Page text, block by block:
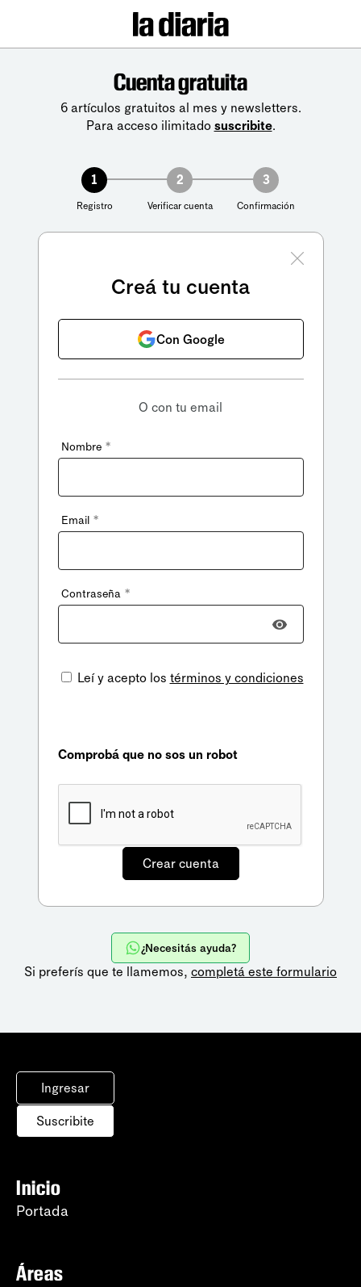
Cuenta gratuita
6 artículos gratuitos al mes y newsletters.
Para acceso ilimitado suscribite.
1
Registro
2
Verificar cuenta
3
Confirmación
Creá tu cuenta
Con Google
O con tu email
Nombre *
Email *
Contraseña *
Leí y acepto los términos y condiciones
Comprobá que no sos un robot
¿Necesitás ayuda?
Si preferís que te llamemos, completá este formulario
Ingresar
Suscribite
Inicio
Portada
Áreas